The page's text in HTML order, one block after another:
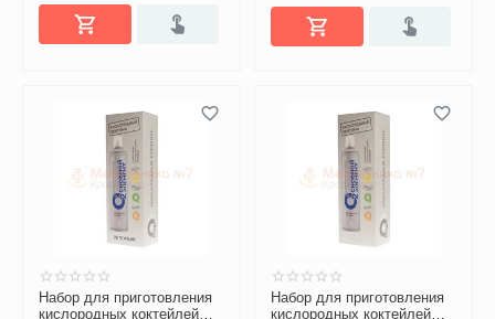
Набор для приготовления
кислородных коктейлей
Набор для приготовления
кислородных коктейлей